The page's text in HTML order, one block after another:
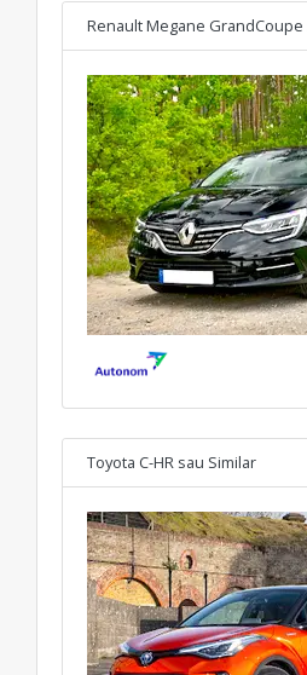
Renault Megane GrandCoupe
Toyota C-HR sau Similar